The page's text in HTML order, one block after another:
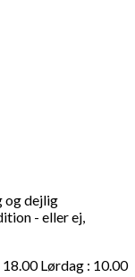
og dejlig
- eller ej,
Lørdag : 10.00